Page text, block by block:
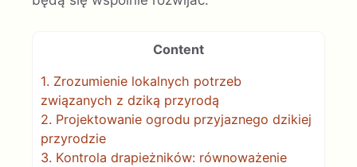
Content
1. Zrozumienie lokalnych potrzeb
związanych z dziką przyrodą
2. Projektowanie ogrodu przyjaznego dzikiej
przyrodzie
3. Kontrola drapieżników: równoważenie